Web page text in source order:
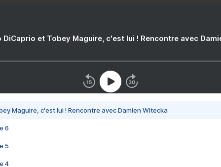
DiCaprio et Tobey Maguire, c'est lui ! Rencontre avec
Maguire, c'est lui ! Rencontre avec Damien Witecka
6
5
4